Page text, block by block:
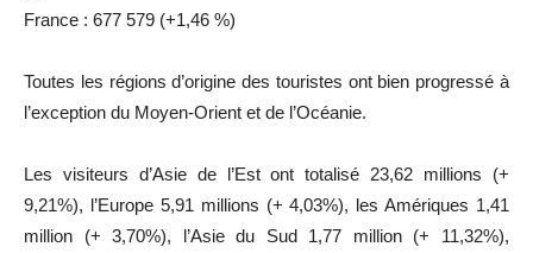
France : 677 579 (+1,46 %)
Toutes les régions d’origine des touristes ont bien progressé à
l’exception du Moyen-Orient et de l’Océanie.
Les visiteurs d’Asie de l’Est ont totalisé 23,62 millions (+
9,21%), l’Europe 5,91 millions (+ 4,03%), les Amériques 1,41
million (+ 3,70%), l’Asie du Sud 1,77 million (+ 11,32%),